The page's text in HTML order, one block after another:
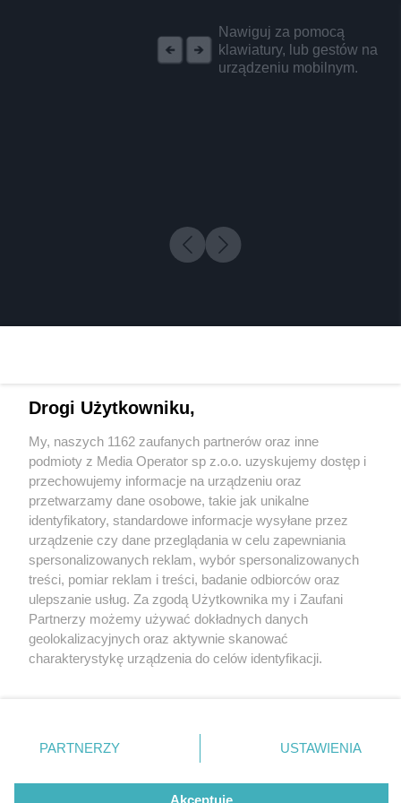
Nawiguj za pomocą
klawiatury, lub gestów na
urządzeniu mobilnym.
3 / 0
Wydawca mediów lokalnych
Nie zapomnij
zapoznać się z:
polityką prywatności regulamin korzystania z portali
Twojemiasto
Piekary Śląskie
Chorzów
Tarnowskie Góry
Gliwice
Skontakuj sięz nami
Kontakt
Wydawca
Redakcja
Drogi Użytkowniku,
My, naszych 1162 zaufanych partnerów oraz inne
podmioty z Media Operator sp z.o.o. uzyskujemy dostęp i
przechowujemy informacje na urządzeniu oraz
przetwarzamy dane osobowe, takie jak unikalne
identyfikatory, standardowe informacje wysyłane przez
urządzenie czy dane przeglądania w celu zapewniania
spersonalizowanych reklam, wybór spersonalizowanych
treści, pomiar reklam i treści, badanie odbiorców oraz
ulepszanie usług. Za zgodą Użytkownika my i Zaufani
Partnerzy możemy używać dokładnych danych
geolokalizacyjnych oraz aktywnie skanować
charakterystykę urządzenia do celów identyfikacji.
zmienić/wycofać klikając przycisk ustawień prywatności
znajdujący się w lewym dolnym rogu strony
rodzaje przetwarzania danych nie wymagają zgody
użytkownika, ale masz prawo sprzeciwić się takiemu
PARTNERZY USTAWIENIA
Akceptuję